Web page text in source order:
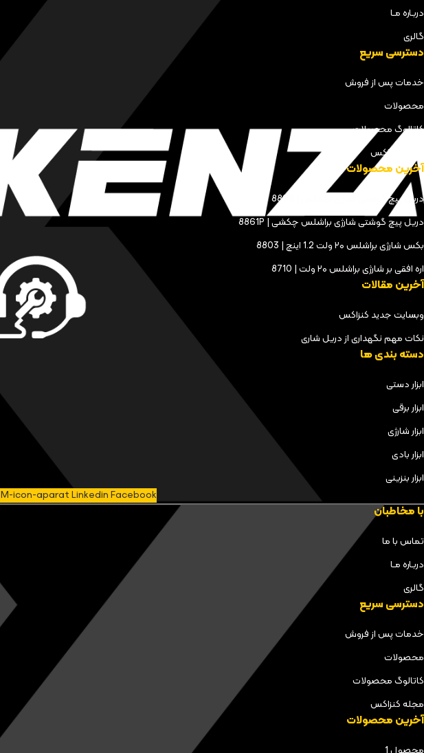
دربـاره مـا
گالری
دسترسی سریع
خدمات پس از فروش
محصولات
کاتالوگ محصولات
مجله کنزاکس
آخرین محصولات
دریل پیچ گوشتی شارژی براشلس | 8898
دریل پیچ گوشتی شارژی براشلس چکشی | 8861P
بکس شارژی براشلس ۲۰ ولت 1.2 اینچ | 8803
اره افقی بر شارژی براشلس ۲۰ ولت | 8710
آخرین مقالات
وبسایت جدید کنزاکس
نکات مهم نگهداری از دریل شاری
دسته بندی ها
ابزار دستی
ابزار برقی
ابزار شارژی
ابزار بادی
ابزار بنزینی
M-icon-aparatLinkedinFacebook
با مخاطبان
تماس با ما
دربـاره مـا
گالری
دسترسی سریع
خدمات پس از فروش
محصولات
کاتالوگ محصولات
مجله کنزاکس
آخرین محصولات